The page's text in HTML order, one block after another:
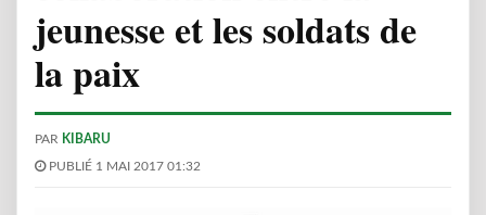
jeunesse et les soldats de
la paix
PAR KIBARU
PUBLIÉ 1 MAI 2017 01:32